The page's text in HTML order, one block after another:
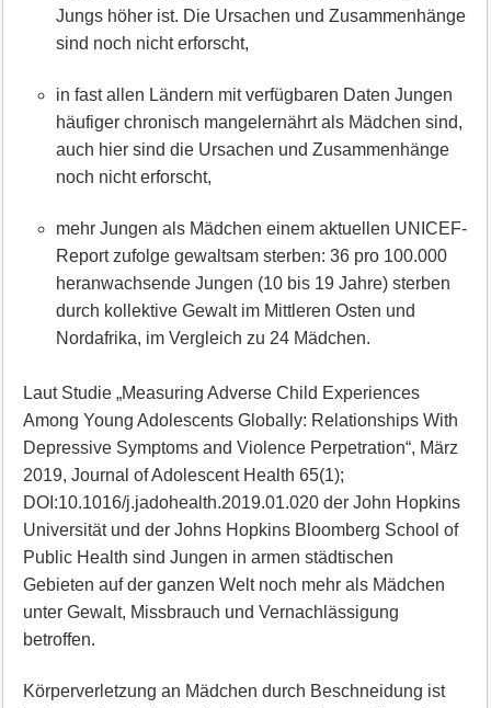
Jungs höher ist. Die Ursachen und Zusammenhänge
sind noch nicht erforscht,
in fast allen Ländern mit verfügbaren Daten Jungen
häufiger chronisch mangelernährt als Mädchen sind,
auch hier sind die Ursachen und Zusammenhänge
noch nicht erforscht,
mehr Jungen als Mädchen einem aktuellen UNICEF-
Report zufolge gewaltsam sterben: 36 pro 100.000
heranwachsende Jungen (10 bis 19 Jahre) sterben
durch kollektive Gewalt im Mittleren Osten und
Nordafrika, im Vergleich zu 24 Mädchen.
Laut Studie „Measuring Adverse Child Experiences
Among Young Adolescents Globally: Relationships With
Depressive Symptoms and Violence Perpetration“, März
2019, Journal of Adolescent Health 65(1);
DOI:10.1016/j.jadohealth.2019.01.020 der John Hopkins
Universität und der Johns Hopkins Bloomberg School of
Public Health sind Jungen in armen städtischen
Gebieten auf der ganzen Welt noch mehr als Mädchen
unter Gewalt, Missbrauch und Vernachlässigung
betroffen.
Körperverletzung an Mädchen durch Beschneidung ist